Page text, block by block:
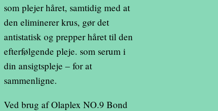
som plejer håret, samtidig med at
den eliminerer krus, gør det
antistatisk og prepper håret til den
efterfølgende pleje. som serum i
din ansigtspleje – for at
sammenligne.
Ved brug af Olaplex NO.9 Bond